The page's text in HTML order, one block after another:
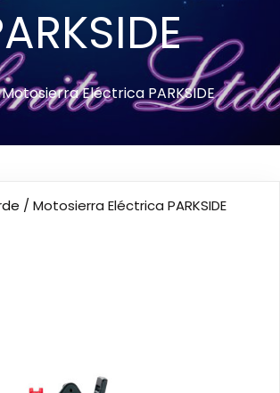
Motosierra Eléctrica PARKSIDE
/ Motosierra Eléctrica PARKSIDE